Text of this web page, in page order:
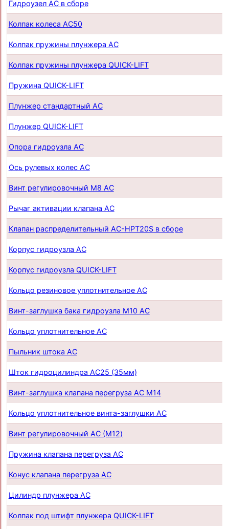
Гидроузел AC в сборе
Колпак колеса AC50
Колпак пружины плунжера AC
Колпак пружины плунжера QUICK-LIFT
Пружина QUICK-LIFT
Плунжер стандартный AC
Плунжер QUICK-LIFT
Опора гидроузла AC
Ось рулевых колес AC
Винт регулировочный М8 AC
Рычаг активации клапана AC
Клапан распределительный AC-HPT20S в сборе
Корпус гидроузла AC
Корпус гидроузла QUICK-LIFT
Кольцо резиновое уплотнительное AC
Винт-заглушка бака гидроузла М10 AC
Кольцо уплотнительное AC
Пыльник штока AС
Шток гидроцилиндра AC25 (35мм)
Винт-заглушка клапана перегруза AC М14
Кольцо уплотнительное винта-заглушки AC
Винт регулировочный AC (М12)
Пружина клапана перегруза AC
Конус клапана перегруза AC
Цилиндр плунжера AC
Колпак под штифт плунжера QUICK-LIFT